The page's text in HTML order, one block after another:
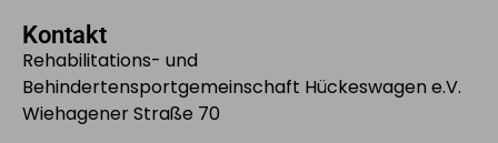
Kontakt
Rehabilitations- und
Behindertensportgemeinschaft Hückeswagen e.V.
Wiehagener Straße 70